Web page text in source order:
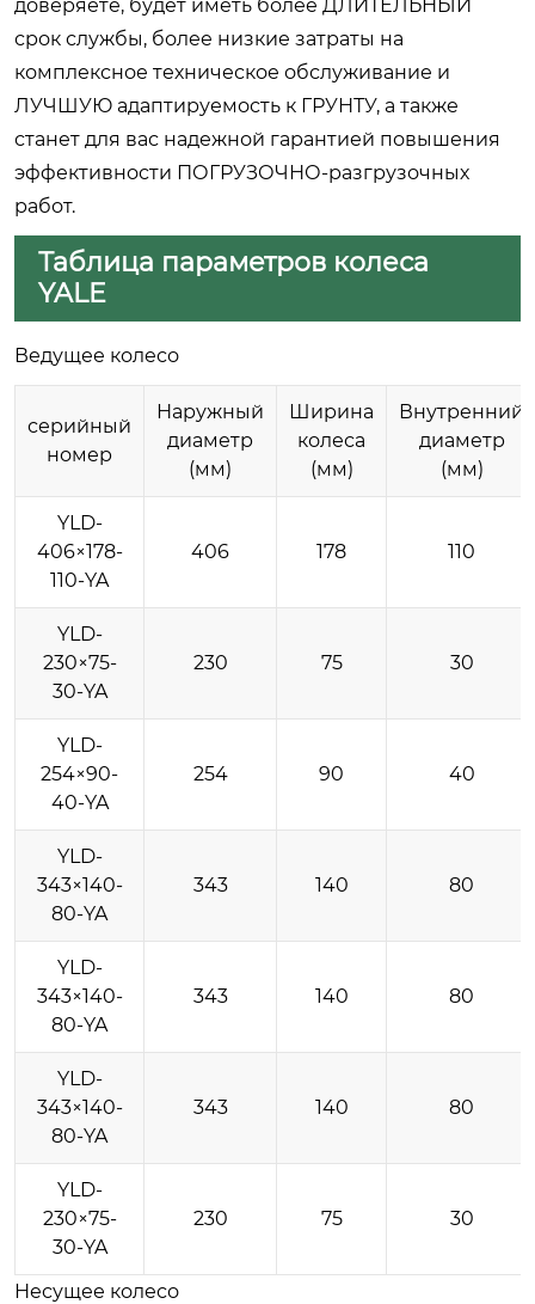
доверяете, будет иметь более ДЛИТЕЛЬНЫЙ
срок службы, более низкие затраты на
комплексное техническое обслуживание и
ЛУЧШУЮ адаптируемость к ГРУНТУ, а также
станет для вас надежной гарантией повышения
эффективности ПОГРУЗОЧНО-разгрузочных
работ.
Таблица параметров колеса
YALE
Ведущее колесо
серийный
номер
Наружный
диаметр
(мм)
Ширина
колеса
(мм)
Внутренний
диаметр
(мм)
YLD-
406×178-
110-YA
406 178 110
YLD-
230×75-
30-YA
230 75 30
YLD-
254×90-
40-YA
254 90 40
YLD-
343×140-
80-YA
343 140 80
YLD-
343×140-
80-YA
343 140 80
YLD-
343×140-
80-YA
343 140 80
YLD-
230×75-
30-YA
230 75 30
Несущее колесо